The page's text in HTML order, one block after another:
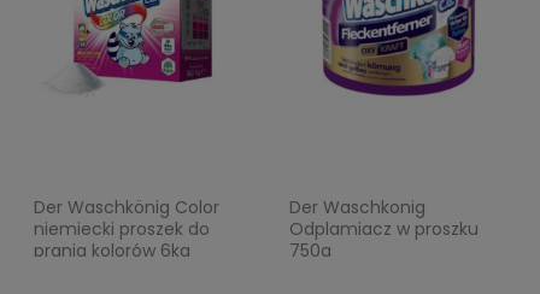
Der Waschkönig Color
niemiecki proszek do
prania kolorów 6kg
Der Waschkonig
Odplamiacz w proszku
750g